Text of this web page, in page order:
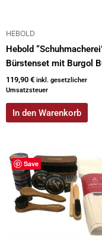
HEBOLD
Hebold
Bürstenset mit Burgol
119,90 € inkl. gesetzlicher
Umsatzsteuer
In den Warenkorb
Save